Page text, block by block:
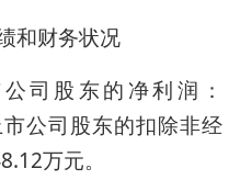
和财务状况
司股东的净利润：
公司股东的扣除非经
万元。